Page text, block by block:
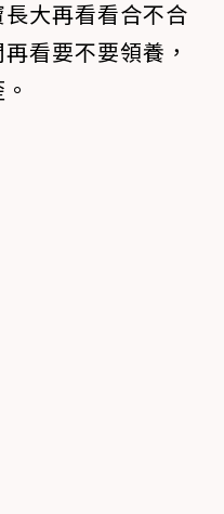
大再看看合不合
看要不要領養，